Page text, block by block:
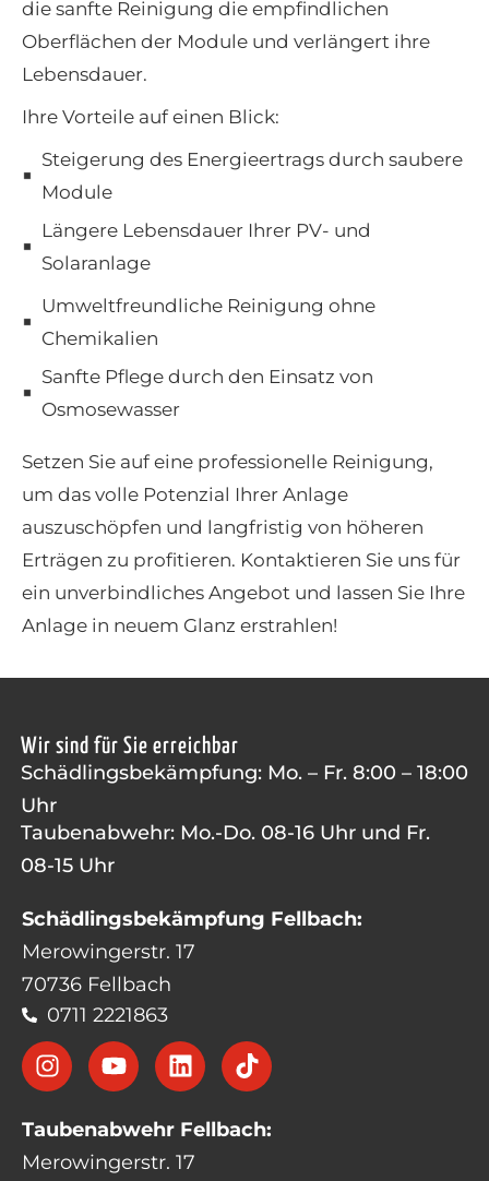
die sanfte Reinigung die empfindlichen
Oberflächen der Module und verlängert ihre
Lebensdauer.
Ihre Vorteile auf einen Blick:
Steigerung des Energieertrags durch saubere
Module
Längere Lebensdauer Ihrer PV- und
Solaranlage
Umweltfreundliche Reinigung ohne
Chemikalien
Sanfte Pflege durch den Einsatz von
Osmosewasser
Setzen Sie auf eine professionelle Reinigung,
um das volle Potenzial Ihrer Anlage
auszuschöpfen und langfristig von höheren
Erträgen zu profitieren. Kontaktieren Sie uns für
ein unverbindliches Angebot und lassen Sie Ihre
Anlage in neuem Glanz erstrahlen!
Wir sind für Sie erreichbar
Schädlingsbekämpfung: Mo. – Fr. 8:00 – 18:00
Uhr
Taubenabwehr: Mo.-Do. 08-16 Uhr und Fr.
08-15 Uhr
Schädlingsbekämpfung Fellbach:
Merowingerstr. 17
70736 Fellbach
0711 2221863
Taubenabwehr Fellbach:
Merowingerstr. 17